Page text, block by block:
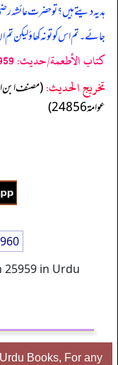
ہدیہ دیتے ہیں؟ تو حضرت عائشہ
جائے۔ تم اس کو تو نہ کھاؤ لیکن
كتاب الأطعمة/حدیث: 25959]
تخریج الحدیث:
عوامة 24856)
25959 in Urdu
Books, For any